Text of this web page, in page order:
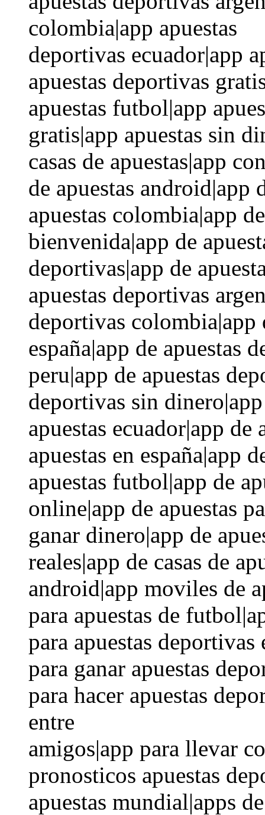
colombia|app apuestas
deportivas ecuador|app
apuestas deportivas
apuestas futbol|app
gratis|app apuestas sin
casas de apuestas|app
de apuestas android|app
apuestas colombia|app
bienvenida|app de
deportivas|app de
apuestas deportivas
deportivas colombia|app
españa|app de apuestas
peru|app de apuestas
deportivas sin
apuestas ecuador|app
apuestas en españa|app
apuestas futbol|app de
online|app de apuestas
ganar dinero|app de
reales|app de casas de
android|app moviles de
para apuestas de
para apuestas deportivas
para ganar apuestas
para hacer apuestas
entre
amigos|app para llevar
pronosticos apuestas
apuestas mundial|apps